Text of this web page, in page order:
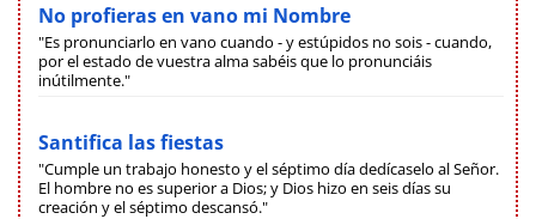
No profieras en vano mi Nombre
"Es pronunciarlo en vano cuando - y estúpidos no sois - cuando,
por el estado de vuestra alma sabéis que lo pronunciáis
inútilmente."
Santifica las fiestas
"Cumple un trabajo honesto y el séptimo día dedícaselo al Señor.
El hombre no es superior a Dios; y Dios hizo en seis días su
creación y el séptimo descansó."